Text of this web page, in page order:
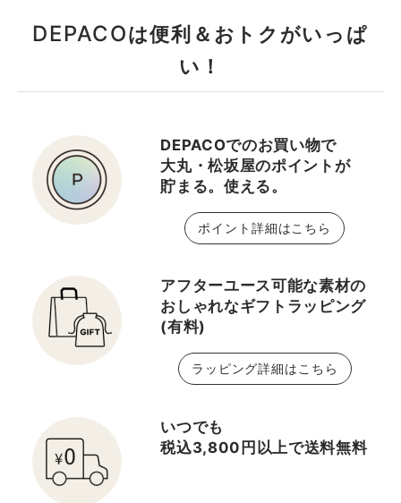
DEPACOは便利＆おトクがいっぱ
い！
DEPACOでのお買い物で
大丸・松坂屋のポイントが
貯まる。使える。
ポイント詳細はこちら
アフターユース可能な素材の
おしゃれなギフトラッピング
(有料)
ラッピング詳細はこちら
いつでも
税込3,800円以上で送料無料